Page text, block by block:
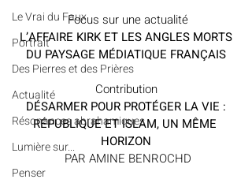
Le Vrai du Faux
Portrait
Des Pierres et des Prières
Actualité
Résonances abrahamiques
Lumière sur...
Penser
Focus sur une actualité
L’AFFAIRE KIRK ET LES ANGLES MORTS
DU PAYSAGE MÉDIATIQUE FRANÇAIS
Contribution
DÉSARMER POUR PROTÉGER LA VIE :
RÉPUBLIQUE ET ISLAM, UN MÊME
HORIZON
PAR AMINE BENROCHD